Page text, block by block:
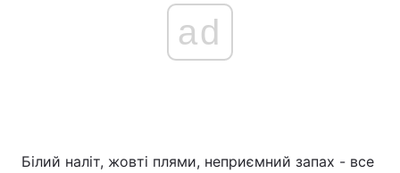
ad
Білий наліт, жовті плями, неприємний запах - все